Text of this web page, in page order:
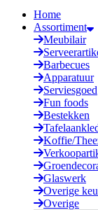
Home
Assortiment
Meubilair
Barbecues
Apparatuur
Serviesgoed
Fun foods
Bestekken
Koffie/
Glaswerk
Overige
Overige